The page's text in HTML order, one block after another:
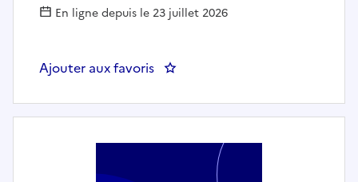
En ligne depuis le 23 juillet 2026
Ajouter aux favoris : FONTAINIER (H/F) - GRAND